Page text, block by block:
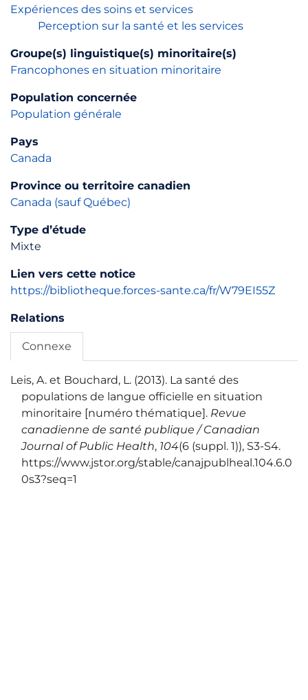
Expériences des soins et services
Perception sur la santé et les services
Groupe(s) linguistique(s) minoritaire(s)
Francophones en situation minoritaire
Population concernée
Population générale
Pays
Canada
Province ou territoire canadien
Canada (sauf Québec)
Type d’étude
Mixte
Lien vers cette notice
https://bibliotheque.forces-sante.ca/fr/W79EI55Z
Relations
Connexe
Leis, A. et Bouchard, L. (2013). La santé des
populations de langue officielle en situation
minoritaire [numéro thématique]. Revue
canadienne de santé publique / Canadian
Journal of Public Health, 104(6 (suppl. 1)), S3‑S4.
https://www.jstor.org/stable/canajpublheal.104.6.0
0s3?seq=1